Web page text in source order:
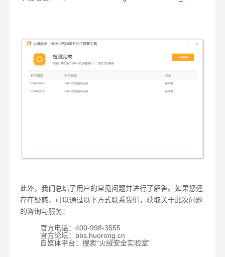
此外，我们总结了用户的常见问题并进行了解答。如果您还
存在疑惑，可以通过以下方式联系我们，获取关于此次问题
的咨询与服务：
官方电话： 400-998-3555
官方论坛： bbs.huorong.cn
自媒体平台：搜索“火绒安全实验室”